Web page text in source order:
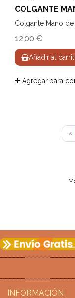
COLGANTE
Colgante Mano de
12,00 €
Añadir al
Agregar para
«
INFORMACIÓN